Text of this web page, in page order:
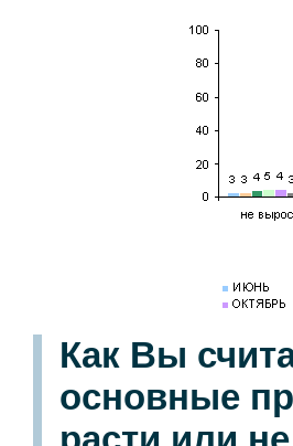
Как Вы
основные